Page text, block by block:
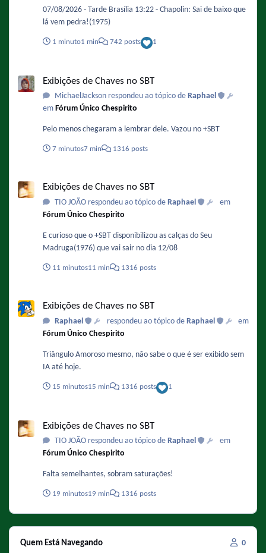
07/08/2026 - Tarde Brasília 13:22 - Chapolin: Sai de baixo que
lá vem pedra!(1975)
1 minuto1 min 742 posts 1
Exibições de Chaves no SBT
MichaelJackson respondeu ao tópico de Raphael
em Fórum Único Chespirito
Pelo menos chegaram a lembrar dele. Vazou no +SBT
7 minutos7 min 1316 posts
Exibições de Chaves no SBT
TIO JOÃO respondeu ao tópico de Raphael
em
Fórum Único Chespirito
E curioso que o +SBT disponibilizou as calças do Seu
Madruga(1976) que vai sair no dia 12/08
11 minutos11 min 1316 posts
Exibições de Chaves no SBT
Raphael respondeu ao tópico de Raphael
em
Fórum Único Chespirito
Triângulo Amoroso mesmo, não sabe o que é ser exibido sem
IA até hoje.
15 minutos15 min 1316 posts 1
Exibições de Chaves no SBT
TIO JOÃO respondeu ao tópico de Raphael
em
Fórum Único Chespirito
Falta semelhantes, sobram saturações!
19 minutos19 min 1316 posts
Quem Está Navegando 0